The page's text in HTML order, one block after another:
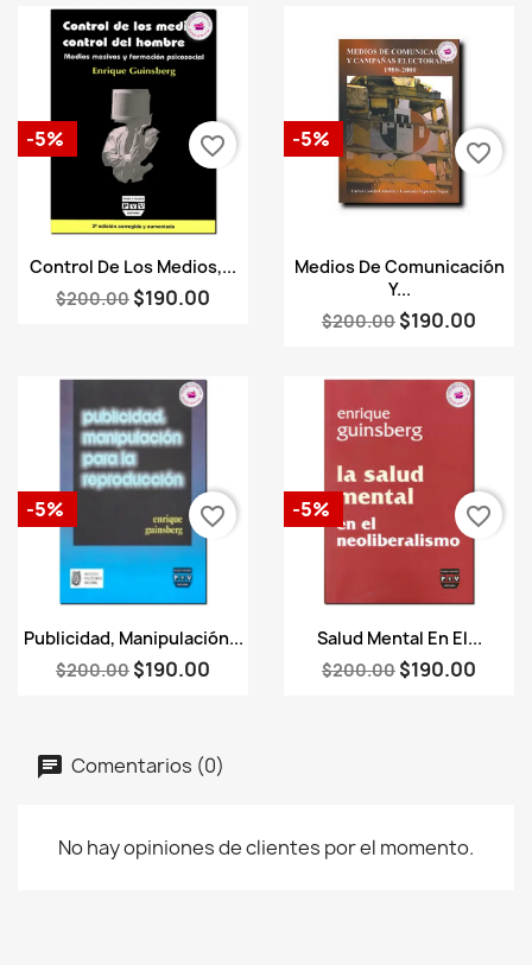
Vista rápida
Control De Los Medios,...
$200.00 $190.00
-5% favorite_border
Vista rápida
Medios De Comunicación
Y...
$200.00 $190.00
-5%
favorite_border
Vista rápida
Publicidad, Manipulación...
$200.00 $190.00
-5% favorite_border
Vista rápida
Salud Mental En El...
$200.00 $190.00
-5% favorite_border
Comentarios (0)
No hay opiniones de clientes por el momento.